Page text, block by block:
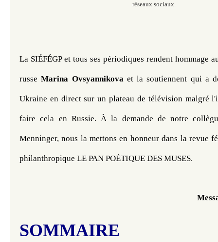
réseaux sociaux.
La SIÉFÉGP et tous ses périodiques rendent hommage
russe Marina Ovsyannikova et la soutiennent qui a
Ukraine en direct sur un plateau de télévision malgré
faire cela en Russie. À la demande de notre
Menninger, nous la mettons en honneur dans la revue
philanthropique LE PAN POÉTIQUE DES MUSES.
SOMMAIRE